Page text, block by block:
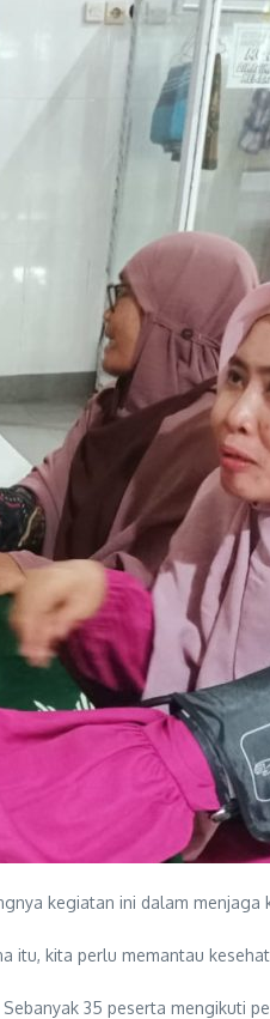
kegiatan ini dalam
kita perlu memantau
35 peserta mengikuti